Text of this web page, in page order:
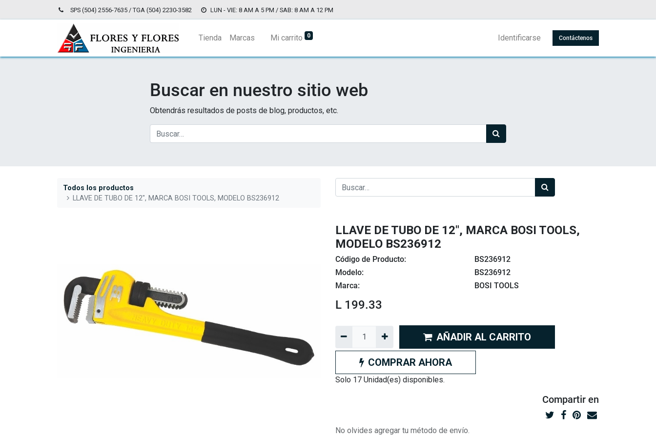
SPS (504) 2556-7635 / TGA (504) 2230-3582 LUN - VIE: 8 AM A 5 PM / SAB: 8 AM A 12 PM
Tienda Marcas Mi carrito 0 Identificarse Contáctenos
Buscar en nuestro sitio web
Obtendrás resultados de posts de blog, productos, etc.
Todos los productos
LLAVE DE TUBO DE 12", MARCA BOSI TOOLS, MODELO BS236912
LLAVE DE TUBO DE 12", MARCA BOSI TOOLS,
MODELO BS236912
Código de Producto:
BS236912
Modelo:
BS236912
Marca:
BOSI TOOLS
L 199.33
AÑADIR AL CARRITO
COMPRAR AHORA
Solo 17 Unidad(es) disponibles.
Compartir en
No olvides agregar tu método de envío.